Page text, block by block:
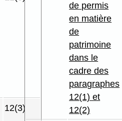
12(3)
de permis
en matière
de
patrimoine
dans le
cadre des
paragraphes
12(1) et
12(2)